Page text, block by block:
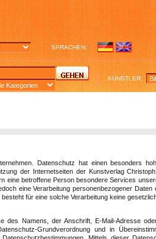
SPRACHEN:
KÜNSTLER:
Datenschutz hat einen besonders
der Internetseiten der Kunstverlag
eine betroffene Person besondere Services
eine Verarbeitung personenbezogener Daten
für eine solche Verarbeitung keine
des Namens, der Anschrift, E-Mail-Adresse
Grundverordnung und in